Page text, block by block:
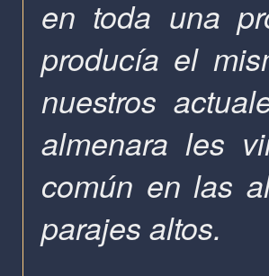
en toda una
producía el
nuestros
almenara les
común en las
parajes altos.